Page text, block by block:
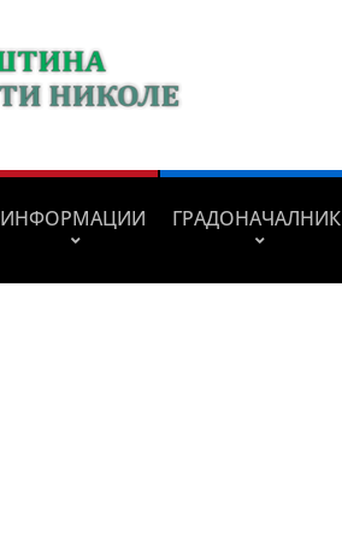
ИНФОРМАЦИИ ГРАДОНАЧАЛНИК